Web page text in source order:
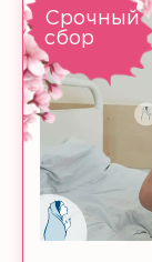
Срочный
сбор